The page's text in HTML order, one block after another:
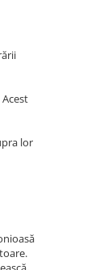
lor